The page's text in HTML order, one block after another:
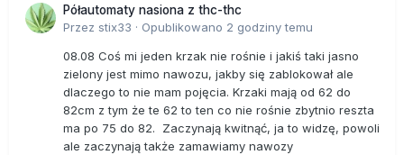
Półautomaty nasiona z thc-thc
Przez stix33 · Opublikowano 2 godziny temu
08.08 Coś mi jeden krzak nie rośnie i jakiś taki jasno
zielony jest mimo nawozu, jakby się zablokował ale
dlaczego to nie mam pojęcia. Krzaki mają od 62 do
82cm z tym że te 62 to ten co nie rośnie zbytnio reszta
ma po 75 do 82. Zaczynają kwitnąć, ja to widzę, powoli
ale zaczynają także zamawiamy nawozy